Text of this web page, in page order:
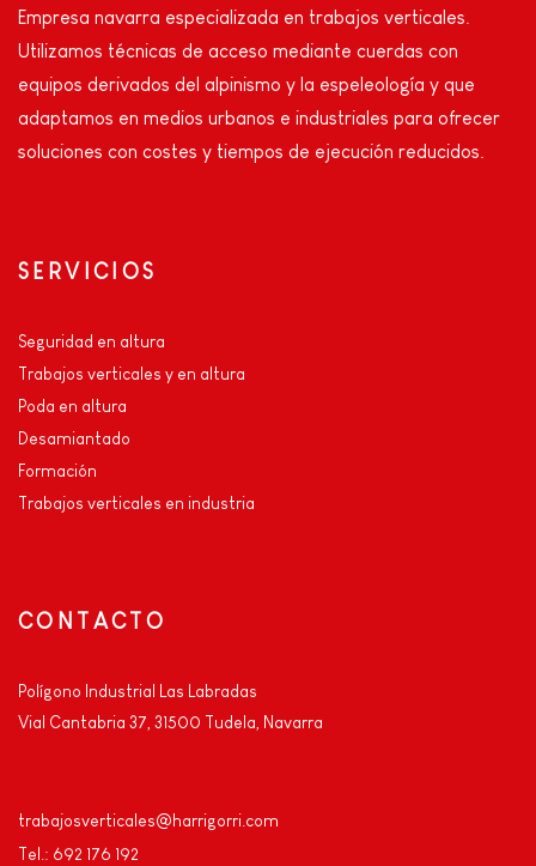
Empresa navarra especializada en trabajos verticales.
Utilizamos técnicas de acceso mediante cuerdas con
equipos derivados del alpinismo y la espeleología y que
adaptamos en medios urbanos e industriales para ofrecer
soluciones con costes y tiempos de ejecución reducidos.
SERVICIOS
Seguridad en altura
Trabajos verticales y en altura
Poda en altura
Desamiantado
Formación
Trabajos verticales en industria
CONTACTO
Polígono Industrial Las Labradas
Vial Cantabria 37, 31500 Tudela, Navarra
trabajosverticales@harrigorri.com
Tel.: 692 176 192